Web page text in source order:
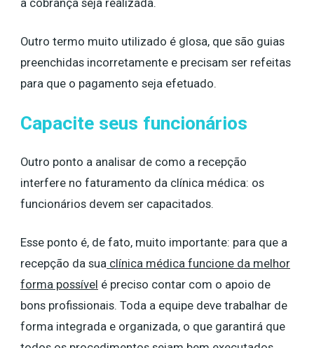
a cobrança seja realizada.
Outro termo muito utilizado é glosa, que são guias
preenchidas incorretamente e precisam ser refeitas
para que o pagamento seja efetuado.
Capacite seus funcionários
Outro ponto a analisar de como a recepção
interfere no faturamento da clínica médica: os
funcionários devem ser capacitados.
Esse ponto é, de fato, muito importante: para que a
recepção da sua clínica médica funcione da melhor
forma possível é preciso contar com o apoio de
bons profissionais. Toda a equipe deve trabalhar de
forma integrada e organizada, o que garantirá que